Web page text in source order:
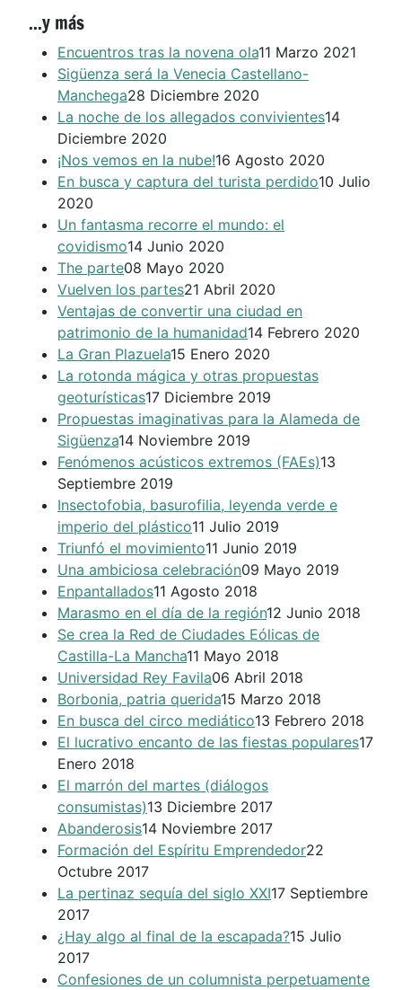
...y más
Encuentros tras la novena ola11 Marzo 2021
Sigüenza será la Venecia Castellano-
Manchega28 Diciembre 2020
La noche de los allegados convivientes14
Diciembre 2020
¡Nos vemos en la nube!16 Agosto 2020
En busca y captura del turista perdido10 Julio
2020
Un fantasma recorre el mundo: el
covidismo14 Junio 2020
The parte08 Mayo 2020
Vuelven los partes21 Abril 2020
Ventajas de convertir una ciudad en
patrimonio de la humanidad14 Febrero 2020
La Gran Plazuela15 Enero 2020
La rotonda mágica y otras propuestas
geoturísticas17 Diciembre 2019
Propuestas imaginativas para la Alameda de
Sigüenza14 Noviembre 2019
Fenómenos acústicos extremos (FAEs)13
Septiembre 2019
Insectofobia, basurofilia, leyenda verde e
imperio del plástico11 Julio 2019
Triunfó el movimiento11 Junio 2019
Una ambiciosa celebración09 Mayo 2019
Enpantallados11 Agosto 2018
Marasmo en el día de la región12 Junio 2018
Se crea la Red de Ciudades Eólicas de
Castilla-La Mancha11 Mayo 2018
Universidad Rey Favila06 Abril 2018
Borbonia, patria querida15 Marzo 2018
En busca del circo mediático13 Febrero 2018
El lucrativo encanto de las fiestas populares17
Enero 2018
El marrón del martes (diálogos
consumistas)13 Diciembre 2017
Abanderosis14 Noviembre 2017
Formación del Espíritu Emprendedor22
Octubre 2017
La pertinaz sequía del siglo XXI17 Septiembre
2017
¿Hay algo al final de la escapada?15 Julio
2017
Confesiones de un columnista perpetuamente